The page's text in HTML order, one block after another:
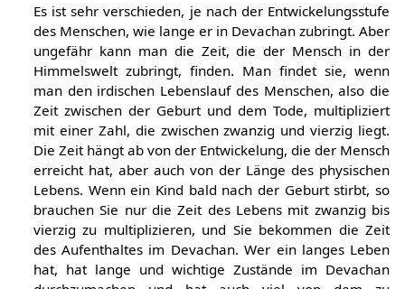
Es ist sehr verschieden, je nach der Entwickelungsstufe
des Menschen, wie lange er in Devachan zubringt. Aber
ungefähr kann man die Zeit, die der Mensch in der
Himmelswelt zubringt, finden. Man findet sie, wenn
man den irdischen Lebenslauf des Menschen, also die
Zeit zwischen der Geburt und dem Tode, multipliziert
mit einer Zahl, die zwischen zwanzig und vierzig liegt.
Die Zeit hängt ab von der Entwickelung, die der Mensch
erreicht hat, aber auch von der Länge des physischen
Lebens. Wenn ein Kind bald nach der Geburt stirbt, so
brauchen Sie nur die Zeit des Lebens mit zwanzig bis
vierzig zu multiplizieren, und Sie bekommen die Zeit
des Aufenthaltes im Devachan. Wer ein langes Leben
hat, hat lange und wichtige Zustände im Devachan